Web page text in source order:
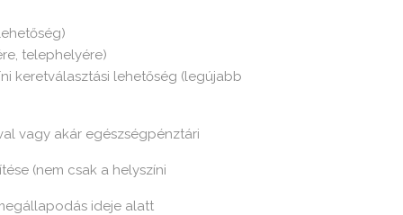
telephelyére)
keretválasztási lehetőség (legújabb
vagy akár egészségpénztári
(nem csak a helyszíni
ideje alatt